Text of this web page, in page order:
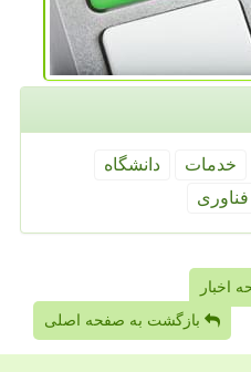
خدمات
دانشگاه
فناوری
اخبار
بازگشت به صفحه اصلی